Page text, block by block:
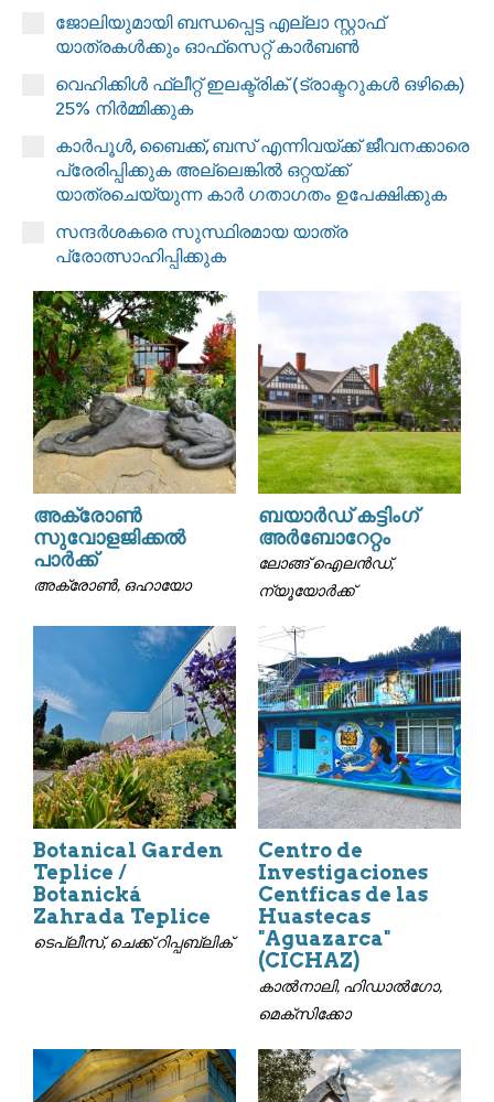
ജോലിയുമായി ബന്ധപ്പെട്ട എല്ലാ സ്റ്റാഫ്
യാത്രകൾക്കും ഓഫ്‌സെറ്റ് കാർബൺ
വെഹിക്കിൾ ഫ്ലീറ്റ് ഇലക്ട്രിക് (ട്രാക്ടറുകൾ ഒഴികെ)
25% നിർമ്മിക്കുക
കാർപൂൾ, ബൈക്ക്, ബസ് എന്നിവയ്ക്ക് ജീവനക്കാരെ
പ്രേരിപ്പിക്കുക അല്ലെങ്കിൽ ഒറ്റയ്ക്ക്
യാത്രചെയ്യുന്ന കാർ ഗതാഗതം ഉപേക്ഷിക്കുക
സന്ദർശകരെ സുസ്ഥിരമായ യാത്ര
പ്രോത്സാഹിപ്പിക്കുക
അക്രോൺ
സുവോളജിക്കൽ
പാർക്ക്
അക്രോൺ, ഒഹായോ
ബയാർഡ് കട്ടിംഗ്
അർബോറേറ്റം
ലോങ്ങ് ഐലൻഡ്,
ന്യൂയോർക്ക്
Botanical Garden
Teplice /
Botanická
Zahrada Teplice
ടെപ്ലീസ്, ചെക്ക് റിപ്പബ്ലിക്
Centro de
Investigaciones
Centficas de las
Huastecas
"Aguazarca"
(CICHAZ)
കാൽനാലി, ഹിഡാൽഗോ,
മെക്സിക്കോ